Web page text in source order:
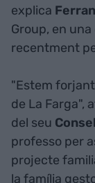
explica
Group, en
recentment
"Estem
de La Farga",
del seu
professo per
projecte
la família